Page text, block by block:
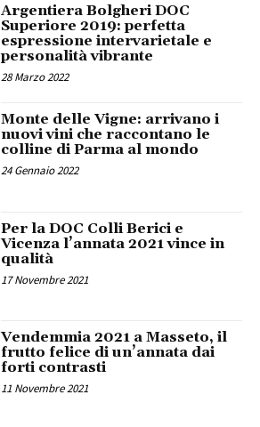
Argentiera Bolgheri DOC
Superiore 2019: perfetta
espressione intervarietale e
personalità vibrante
28 Marzo 2022
Monte delle Vigne: arrivano i
nuovi vini che raccontano le
colline di Parma al mondo
24 Gennaio 2022
Per la DOC Colli Berici e
Vicenza l’annata 2021 vince in
qualità
17 Novembre 2021
Vendemmia 2021 a Masseto, il
frutto felice di un’annata dai
forti contrasti
11 Novembre 2021